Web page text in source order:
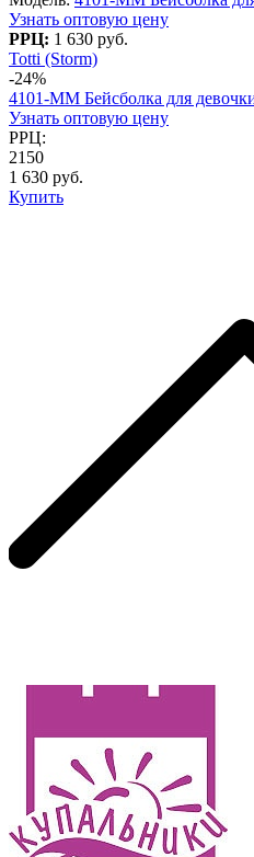
Узнать оптовую цену
РРЦ: 1 630 руб.
Totti (Storm)
-24%
4101-ММ Бейсболка для
Узнать оптовую цену
РРЦ:
2150
1 630 руб.
Купить